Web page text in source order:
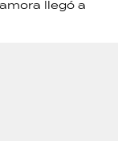
llegó a